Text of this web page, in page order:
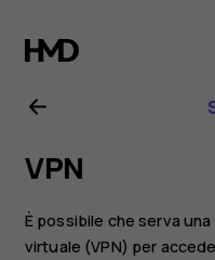
Manuale
d’uso
del
Nokia
VPN
È possibile che serva
virtuale (VPN) per